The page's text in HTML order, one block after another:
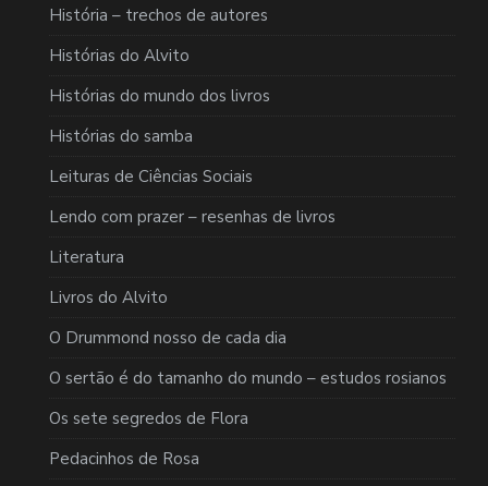
História – trechos de autores
Histórias do Alvito
Histórias do mundo dos livros
Histórias do samba
Leituras de Ciências Sociais
Lendo com prazer – resenhas de livros
Literatura
Livros do Alvito
O Drummond nosso de cada dia
O sertão é do tamanho do mundo – estudos rosianos
Os sete segredos de Flora
Pedacinhos de Rosa